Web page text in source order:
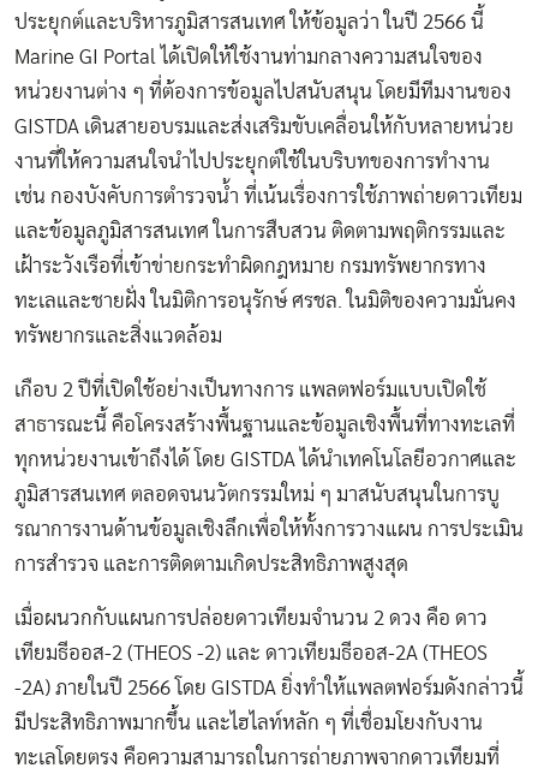
ประยุกต์และบริหารภูมิสารสนเทศ ให้ข้อมูลว่า ในปี 2566 นี้
Marine GI Portal ได้เปิดให้ใช้งานท่ามกลางความสนใจของ
หน่วยงานต่าง ๆ ที่ต้องการข้อมูลไปสนับสนุน โดยมีทีมงานของ
GISTDA เดินสายอบรมและส่งเสริมขับเคลื่อนให้กับหลายหน่วย
งานที่ให้ความสนใจนำไปประยุกต์ใช้ในบริบทของการทำงาน
เช่น กองบังคับการตำรวจน้ำ ที่เน้นเรื่องการใช้ภาพถ่ายดาวเทียม
และข้อมูลภูมิสารสนเทศ ในการสืบสวน ติดตามพฤติกรรมและ
เฝ้าระวังเรือที่เข้าข่ายกระทำผิดกฎหมาย กรมทรัพยากรทาง
ทะเลและชายฝั่ง ในมิติการอนุรักษ์ ศรชล. ในมิติของความมั่นคง
ทรัพยากรและสิ่งแวดล้อม
เกือบ 2 ปีที่เปิดใช้อย่างเป็นทางการ แพลตฟอร์มแบบเปิดใช้
สาธารณะนี้ คือโครงสร้างพื้นฐานและข้อมูลเชิงพื้นที่ทางทะเลที่
ทุกหน่วยงานเข้าถึงได้ โดย GISTDA ได้นำเทคโนโลยีอวกาศและ
ภูมิสารสนเทศ ตลอดจนนวัตกรรมใหม่ ๆ มาสนับสนุนในการบู
รณาการงานด้านข้อมูลเชิงลึกเพื่อให้ทั้งการวางแผน การประเมิน
การสำรวจ และการติดตามเกิดประสิทธิภาพสูงสุด
เมื่อผนวกกับแผนการปล่อยดาวเทียมจำนวน 2 ดวง คือ ดาว
เทียมธีออส-2 (THEOS -2) และ ดาวเทียมธีออส-2A (THEOS
-2A) ภายในปี 2566 โดย GISTDA ยิ่งทำให้แพลตฟอร์มดังกล่าวนี้
มีประสิทธิภาพมากขึ้น และไฮไลท์หลัก ๆ ที่เชื่อมโยงกับงาน
ทะเลโดยตรง คือความสามารถในการถ่ายภาพจากดาวเทียมที่